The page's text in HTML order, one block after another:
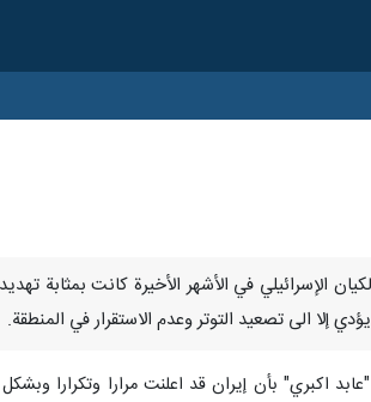
الكيان الإسرائيلي في الأشهر الأخيرة كانت بمثابة
الى تصعيد التوتر وعدم الاستقرار في المنطقة.
اكبري" بأن إيران قد اعلنت مرارا وتكرارا